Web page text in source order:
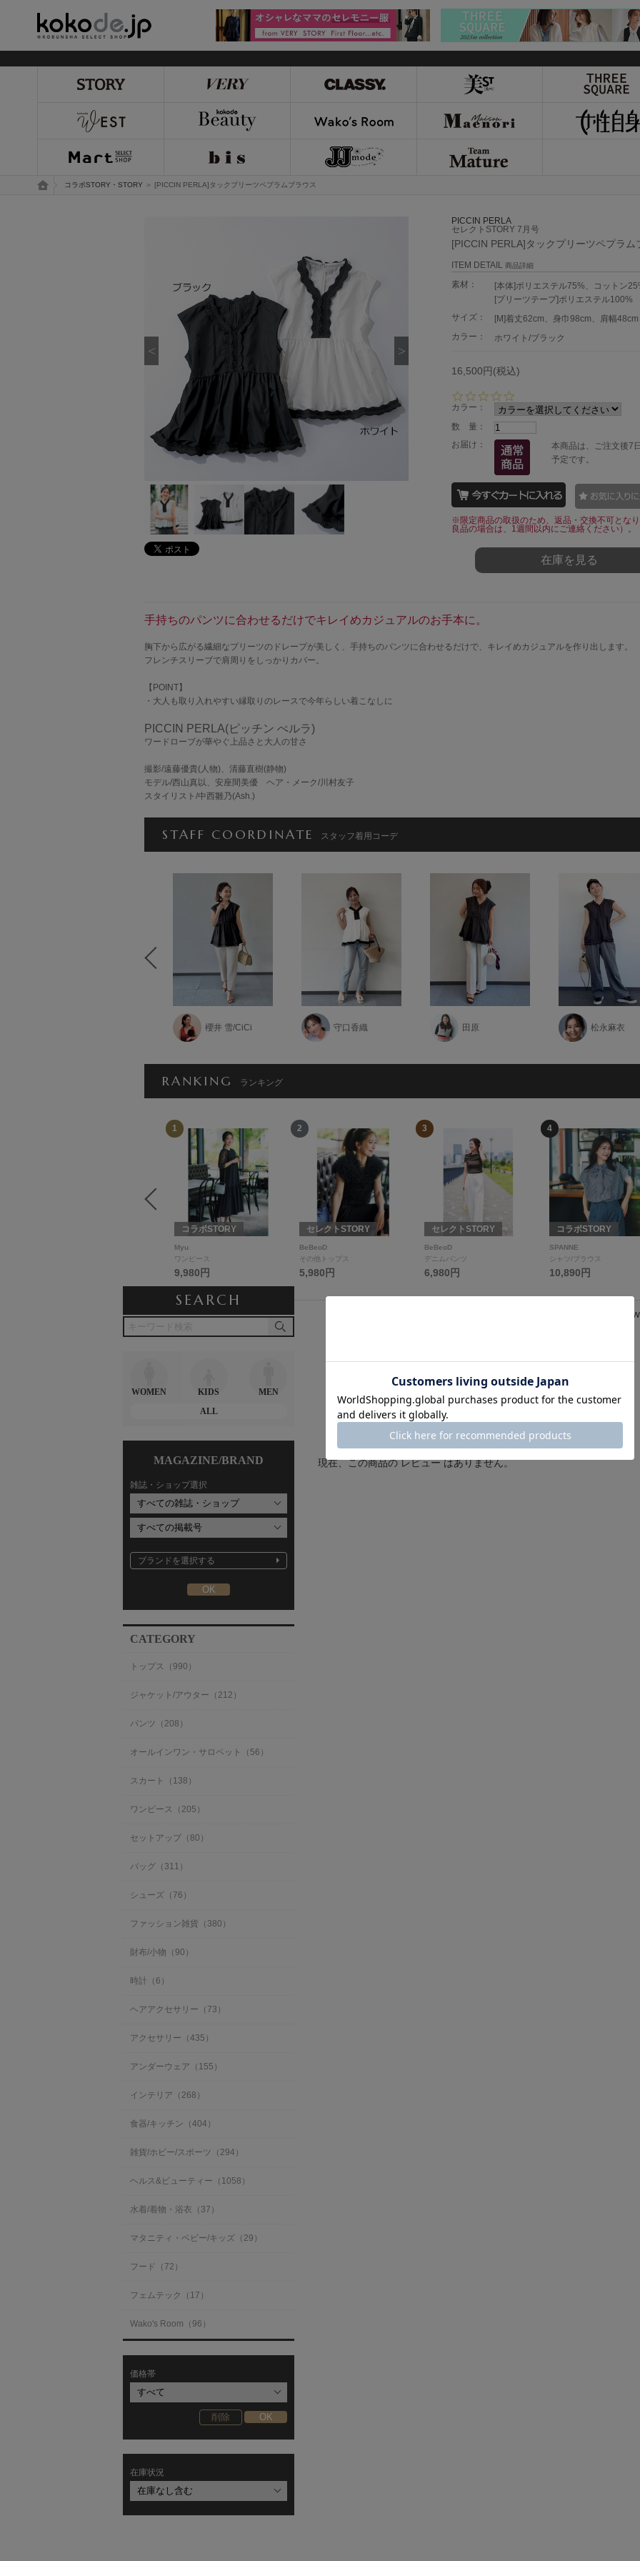
トップページ
コラボSTORY・STORY ＞ [PICCIN PERLA]タックプリーツペプラムブラウス
SEARCH
WOMEN KIDS
MEN
ALL
MAGAZINE/BRAND
雑誌・ショップ選択
ブランドを選択する
CATEGORY
トップス（990）
ジャケット/アウター（212）
パンツ（208）
オールインワン・サロペット（56）
スカート（138）
ワンピース（205）
セットアップ（80）
バッグ（311）
シューズ（76）
ファッション雑貨（380）
財布/小物（90）
時計（6）
ヘアアクセサリー（73）
アクセサリー（435）
アンダーウェア（155）
インテリア（268）
食器/キッチン（404）
雑貨/ホビー/スポーツ（294）
ヘルス&ビューティー（1058）
水着/着物・浴衣（37）
マタニティ・ベビー/キッズ（29）
フード（72）
フェムテック（17）
Wako's Room（96）
価格帯
在庫状況
PICCIN PERLA
セレクトSTORY 7月号
[PICCIN PERLA]タックプリーツペプラム
ITEM DETAIL 商品詳細
素材：
[本体]ポリエステル75%、コットン
[プリーツテープ]ポリエステル100%
サイズ：
[M]着丈62cm、身巾98cm、肩幅48cm
カラー：
ホワイト/ブラック
16,500円(税込)
0
s
t
a
r
r
a
t
i
n
g
カラー：
数 量：
お届け：
本商品は、ご注文後7
予定です。
※限定商品の取扱のため、返品・交換不可とな
良品の場合は、1週間以内にご連絡ください）。
在庫を見る
手持ちのパンツに合わせるだけでキレイめカジュアルのお手本に。
胸下から広がる繊細なプリーツのドレープが美しく、手持ちのパンツに合わせるだけで、キレイめカジュアルを作り出します。
フレンチスリーブで肩周りをしっかりカバー。
【POINT】
・大人も取り入れやすい縁取りのレースで今年らしい着こなしに
PICCIN PERLA(ピッチン ぺルラ)
ワードローブが華やぐ上品さと大人の甘さ
撮影/遠藤優貴(人物)、清藤直樹(静物)
モデル/西山真以、安座間美優 ヘア・メーク/川村友子
スタイリスト/中西雛乃(Ash.)
STAFF COORDINATE スタッフ着用コーデ
櫻井 雪/CiCi 守口香織 田原 松永麻衣
RANKING ランキング
1
コラボSTORY
Myu
ワンピース
9,980円
2
セレクトSTORY
BeBeoD
その他トップス
5,980円
3
セレクトSTORY
BeBeoD
デニムパンツ
6,980円
4
コラボSTORY
SPANNE
シャツ/ブラウス
10,890円
0
t
a
r
r
a
t
i
現在、この商品の レビュー はありません。